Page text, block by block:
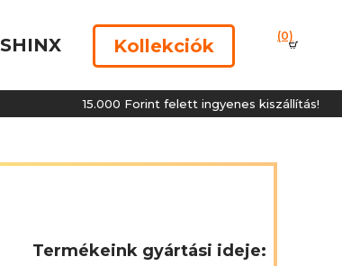
SHINX Kollekciók (0)
15.000 Forint felett ingyenes kiszállítás!
Termékeink gyártási ideje: